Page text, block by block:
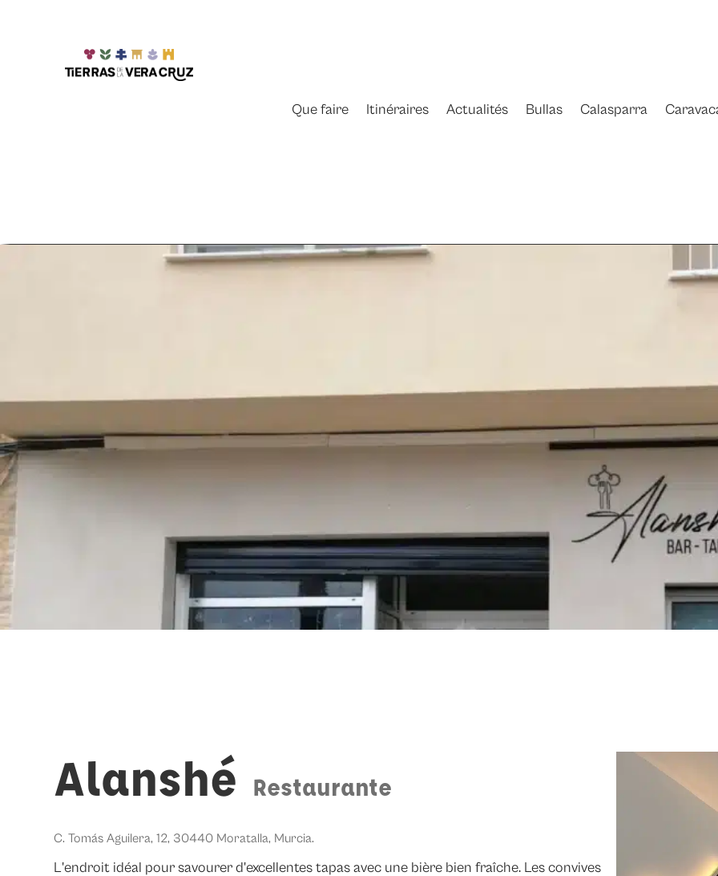
Que faire Itinéraires Actualités Bullas Calasparra
Alanshé Restaurante
C. Tomás Aguilera, 12, 30440 Moratalla, Murcia.
L'endroit idéal pour savourer d'excellentes tapas avec une bière bien fraîche. Les convives